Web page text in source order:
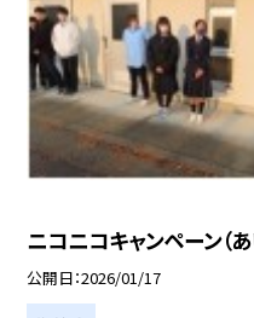
ニコニコキャンペーン（
公開日 2026/01/17